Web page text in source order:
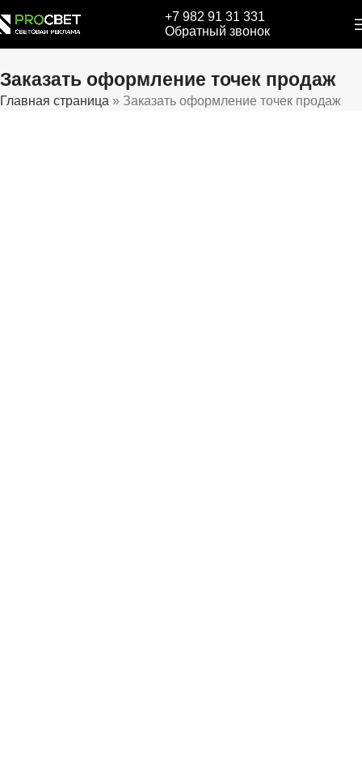
+7 982 91 31 331
Обратный звонок
Заказать оформление точек продаж
Главная страница » Заказать оформление точек продаж